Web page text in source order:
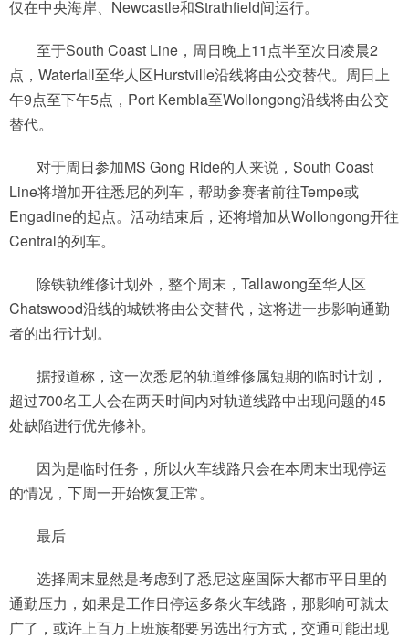
仅在中央海岸、Newcastle和Strathfield间运行。
至于South Coast Line，周日晚上11点半至次日凌晨2
点，Waterfall至华人区Hurstville沿线将由公交替代。周日上
午9点至下午5点，Port Kembla至Wollongong沿线将由公交
替代。
对于周日参加MS Gong Ride的人来说，South Coast
Line将增加开往悉尼的列车，帮助参赛者前往Tempe或
Engadine的起点。活动结束后，还将增加从Wollongong开往
Central的列车。
除铁轨维修计划外，整个周末，Tallawong至华人区
Chatswood沿线的城铁将由公交替代，这将进一步影响通勤
者的出行计划。
据报道称，这一次悉尼的轨道维修属短期的临时计划，
超过700名工人会在两天时间内对轨道线路中出现问题的45
处缺陷进行优先修补。
因为是临时任务，所以火车线路只会在本周末出现停运
的情况，下周一开始恢复正常。
最后
选择周末显然是考虑到了悉尼这座国际大都市平日里的
通勤压力，如果是工作日停运多条火车线路，那影响可就太
广了，或许上百万上班族都要另选出行方式，交通可能出现